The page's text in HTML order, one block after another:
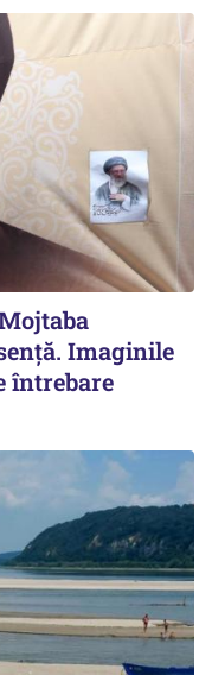
Imaginile
întrebare